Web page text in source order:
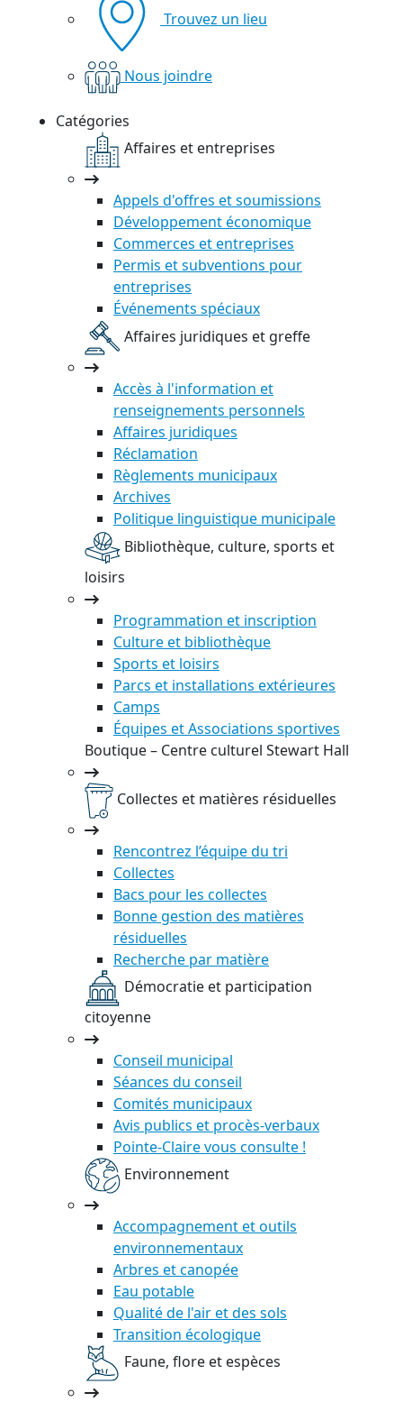
Trouvez un lieu
Nous joindre
Catégories
Affaires et entreprises
Appels d'offres et soumissions
Développement économique
Commerces et entreprises
Permis et subventions pour
entreprises
Événements spéciaux
Affaires juridiques et greffe
Accès à l'information et
renseignements personnels
Affaires juridiques
Réclamation
Règlements municipaux
Archives
Politique linguistique municipale
Bibliothèque, culture, sports et
loisirs
Programmation et inscription
Culture et bibliothèque
Sports et loisirs
Parcs et installations extérieures
Camps
Équipes et Associations sportives
Boutique – Centre culturel Stewart Hall
Collectes et matières résiduelles
Rencontrez l’équipe du tri
Collectes
Bacs pour les collectes
Bonne gestion des matières
résiduelles
Recherche par matière
Démocratie et participation
citoyenne
Conseil municipal
Séances du conseil
Comités municipaux
Avis publics et procès-verbaux
Pointe-Claire vous consulte !
Environnement
Accompagnement et outils
environnementaux
Arbres et canopée
Eau potable
Qualité de l'air et des sols
Transition écologique
Faune, flore et espèces